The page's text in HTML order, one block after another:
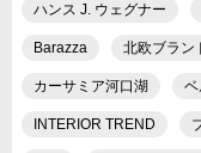
ハンス J. ウェグナー
Barazza 北欧ブラン
カーサミア河口湖 ベ
INTERIOR TREND